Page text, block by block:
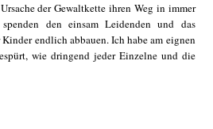
der Gewaltkette ihren Weg in immer
den einsam Leidenden und das
endlich abbauen. Ich habe am eignen
wie dringend jeder Einzelne und die